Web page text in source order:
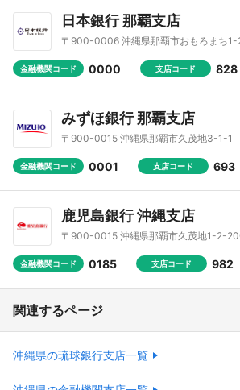
日本銀行 那覇支店
〒900-0006 沖縄県那覇市おもろまち1-
金融機関コード 0000 支店コード 828
みずほ銀行 那覇支店
〒900-0015 沖縄県那覇市久茂地3-1-1
金融機関コード 0001 支店コード 693
鹿児島銀行 沖縄支店
〒900-0015 沖縄県那覇市久茂地1-2-
金融機関コード 0185 支店コード 982
関連するページ
沖縄県の琉球銀行支店一覧